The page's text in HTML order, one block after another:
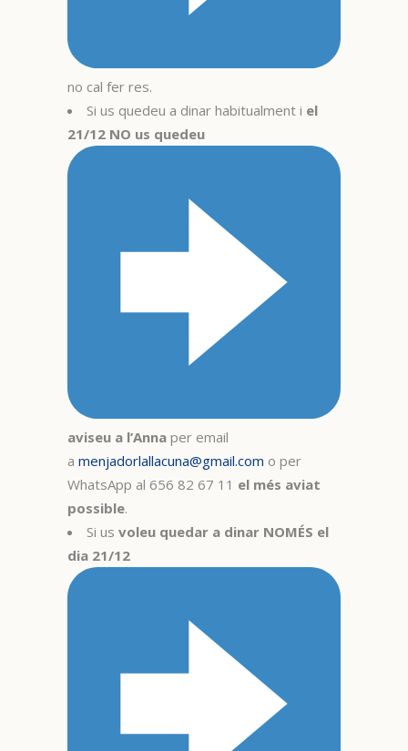
no cal fer res.
Si us quedeu a dinar habitualment i el
21/12 NO us quedeu
aviseu a l’Anna per email
a menjadorlallacuna@gmail.com o per
WhatsApp al 656 82 67 11 el més aviat
possible.
Si us voleu quedar a dinar NOMÉS el
dia 21/12